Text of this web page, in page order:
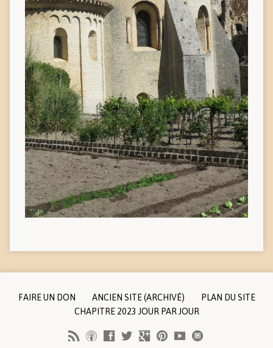
FAIRE UN DON ANCIEN SITE (ARCHIVÉ)
PLAN DU SITE
CHAPITRE 2023 JOUR PAR JOUR